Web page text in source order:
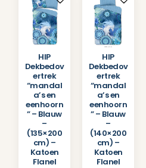
HIP
Dekbedov
ertrek
“mandal
a’s en
eenhoorn
” – Blauw
–
(135×200
cm) –
Katoen
Flanel
HIP
Dekbedov
ertrek
“mandal
a’s en
eenhoorn
” – Blauw
–
(140×200
cm) –
Katoen
Flanel